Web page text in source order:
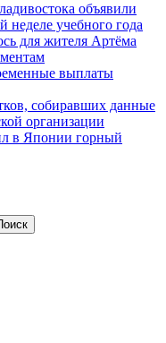
объявили
неделе учебного года
для жителя Артёма
выплаты
собиравших данные
организации
в Японии горный